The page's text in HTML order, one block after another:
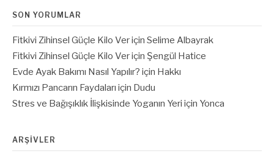
SON YORUMLAR
Fitkivi Zihinsel Güçle Kilo Veriçin Selime Albayrak
Fitkivi Zihinsel Güçle Kilo Veriçin Şengül Hatice
Evde Ayak Bakımı Nasıl Yapılır? için Hakkı
Kırmızı Pancarın Faydaları için Dudu
Stres ve Bağışıklık İlişkisinde Yoganın Yeri için Yonca
ARŞIVLER